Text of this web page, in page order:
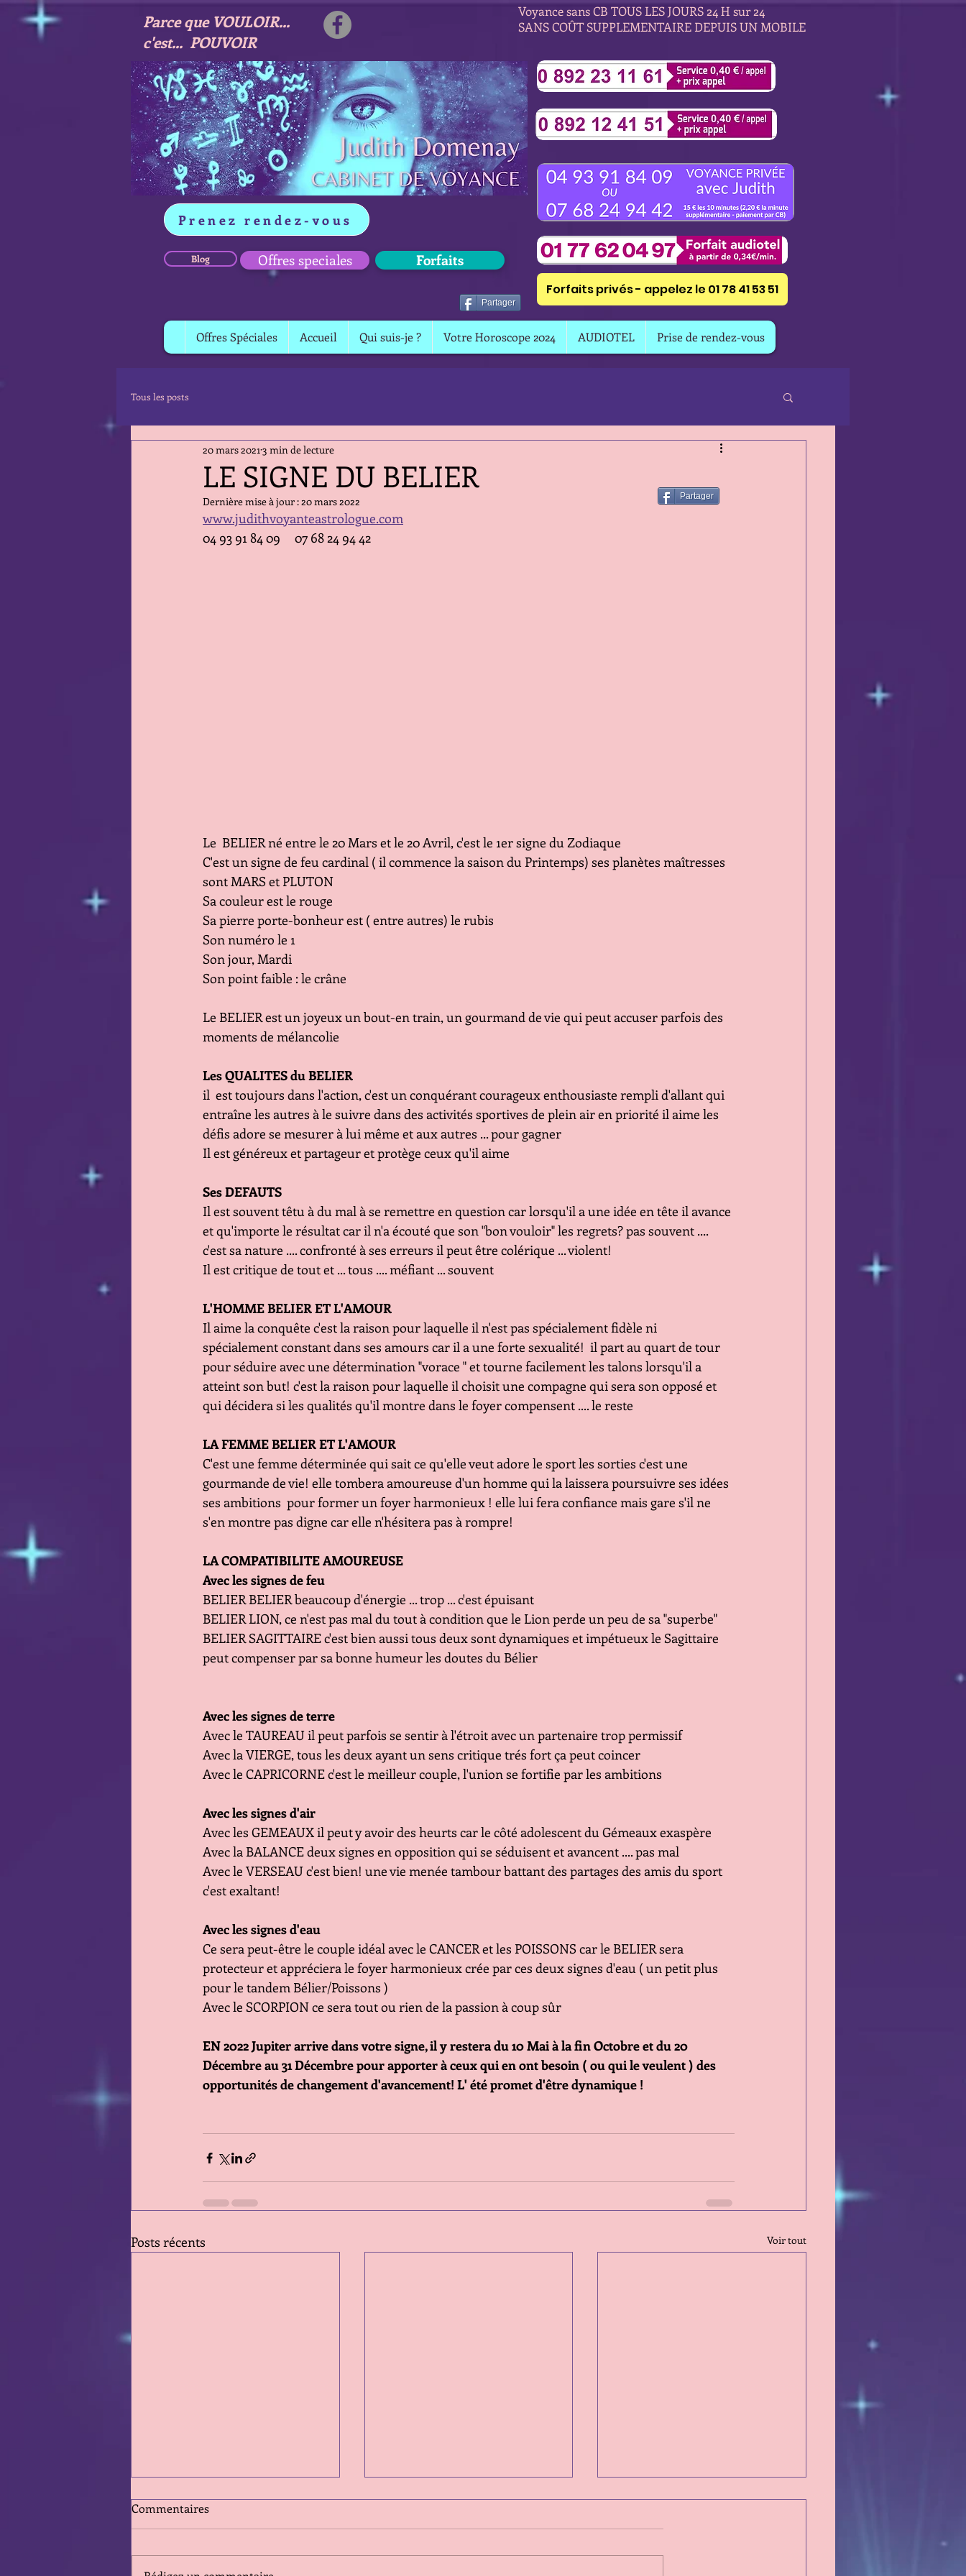
Voyance sans CB TOUS LES JOURS 24 H sur 24
SANS COÛT SUPPLEMENTAIRE DEPUIS UN MOBILE
Parce que VOULOIR...
c'est... POUVOIR
Prenez rendez-vous
Blog Offres speciales Forfaits
Partager
Forfaits privés - appelez le 01 78 41 53 51
Offres Spéciales Accueil Qui suis-je ? Votre Horoscope 2024 AUDIOTEL Prise de rendez-vous
Tous les posts
LE SIGNE DU BELIER
20 mars 2021 3 min de lecture
Dernière mise à jour :20 mars 2022
www.judithvoyanteastrologue.com
04 93 91 84 09     07 68 24 94 42
Le  BELIER né entre le 20 Mars et le 20 Avril, c'est le 1er signe du Zodiaque
C'est un signe de feu cardinal ( il commence la saison du Printemps) ses planètes maîtresses
sont MARS et PLUTON
Sa couleur est le rouge
Sa pierre porte-bonheur est ( entre autres) le rubis
Son numéro le 1
Son jour, Mardi
Son point faible : le crâne
Le BELIER est un joyeux un bout-en train, un gourmand de vie qui peut accuser parfois des
moments de mélancolie
Les QUALITES du BELIER
il  est toujours dans l'action, c'est un conquérant courageux enthousiaste rempli d'allant qui
entraîne les autres à le suivre dans des activités sportives de plein air en priorité il aime les
défis adore se mesurer à lui même et aux autres ... pour gagner
Il est généreux et partageur et protège ceux qu'il aime
Ses DEFAUTS
Il est souvent têtu à du mal à se remettre en question car lorsqu'il a une idée en tête il avance
et qu'importe le résultat car il n'a écouté que son "bon vouloir" les regrets? pas souvent ....
c'est sa nature .... confronté à ses erreurs il peut être colérique ... violent!
Il est critique de tout et ... tous .... méfiant ... souvent
L'HOMME BELIER ET L'AMOUR
Il aime la conquête c'est la raison pour laquelle il n'est pas spécialement fidèle ni
spécialement constant dans ses amours car il a une forte sexualité!  il part au quart de tour
pour séduire avec une détermination "vorace " et tourne facilement les talons lorsqu'il a
atteint son but! c'est la raison pour laquelle il choisit une compagne qui sera son opposé et
qui décidera si les qualités qu'il montre dans le foyer compensent .... le reste
LA FEMME BELIER ET L'AMOUR
C'est une femme déterminée qui sait ce qu'elle veut adore le sport les sorties c'est une
gourmande de vie! elle tombera amoureuse d'un homme qui la laissera poursuivre ses idées
ses ambitions  pour former un foyer harmonieux ! elle lui fera confiance mais gare s'il ne
s'en montre pas digne car elle n'hésitera pas à rompre!
LA COMPATIBILITE AMOUREUSE
Avec les signes de feu
BELIER BELIER beaucoup d'énergie ... trop ... c'est épuisant
BELIER LION, ce n'est pas mal du tout à condition que le Lion perde un peu de sa "superbe"
BELIER SAGITTAIRE c'est bien aussi tous deux sont dynamiques et impétueux le Sagittaire
peut compenser par sa bonne humeur les doutes du Bélier
Avec les signes de terre
Avec le TAUREAU il peut parfois se sentir à l'étroit avec un partenaire trop permissif
Avec la VIERGE, tous les deux ayant un sens critique trés fort ça peut coincer
Avec le CAPRICORNE c'est le meilleur couple, l'union se fortifie par les ambitions
Avec les signes d'air
Avec les GEMEAUX il peut y avoir des heurts car le côté adolescent du Gémeaux exaspère
Avec la BALANCE deux signes en opposition qui se séduisent et avancent .... pas mal
Avec le VERSEAU c'est bien! une vie menée tambour battant des partages des amis du sport
c'est exaltant!
Avec les signes d'eau
Ce sera peut-être le couple idéal avec le CANCER et les POISSONS car le BELIER sera
protecteur et appréciera le foyer harmonieux crée par ces deux signes d'eau ( un petit plus
pour le tandem Bélier/Poissons )
Avec le SCORPION ce sera tout ou rien de la passion à coup sûr
EN 2022 Jupiter arrive dans votre signe, il y restera du 10 Mai à la fin Octobre et du 20
Décembre au 31 Décembre pour apporter à ceux qui en ont besoin ( ou qui le veulent ) des
opportunités de changement d'avancement! L' été promet d'être dynamique !
Posts récents Voir tout
Commentaires
Partager